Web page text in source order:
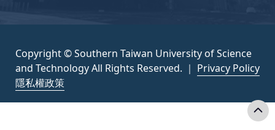
Copyright © Southern Taiwan University of Science
and Technology All Rights Reserved. ｜ Privacy Policy
隱私權政策